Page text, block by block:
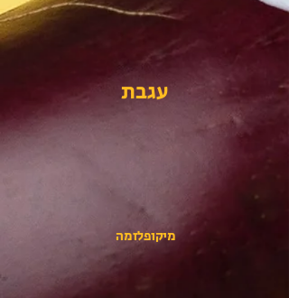
עגבת
מיקופלזמה